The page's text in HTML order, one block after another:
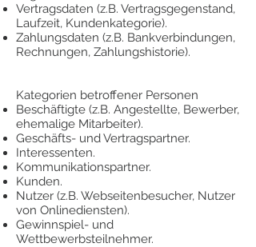
Vertragsdaten (z.B. Vertragsgegenstand,
Laufzeit, Kundenkategorie).
Zahlungsdaten (z.B. Bankverbindungen,
Rechnungen, Zahlungshistorie).
Kategorien betroffener Personen
Beschäftigte (z.B. Angestellte, Bewerber,
ehemalige Mitarbeiter).
Geschäfts- und Vertragspartner.
Interessenten.
Kommunikationspartner.
Kunden.
Nutzer (z.B. Webseitenbesucher, Nutzer
von Onlinediensten).
Gewinnspiel- und
Wettbewerbsteilnehmer.